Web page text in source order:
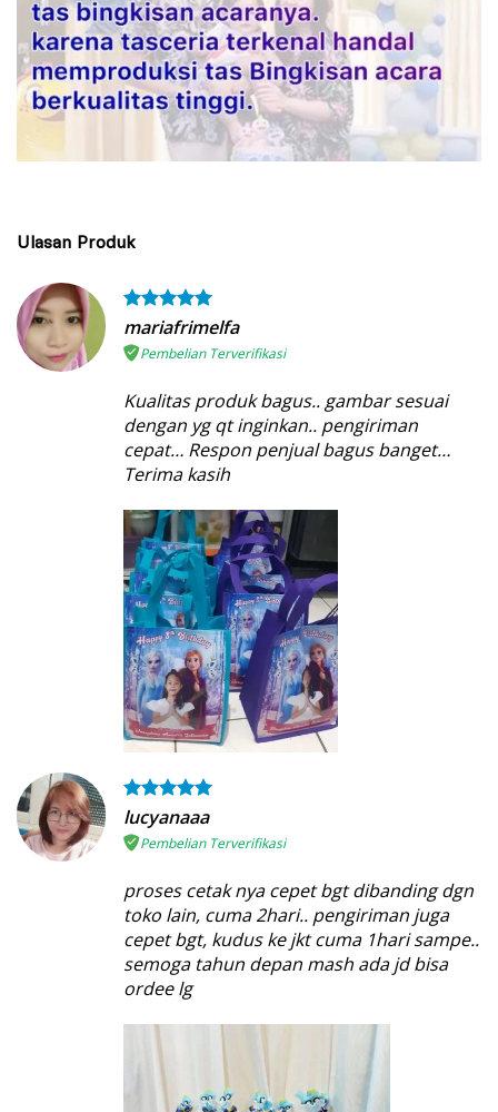
Ulasan Produk
mariafrimelfa
Pembelian Terverifikasi
Kualitas produk bagus.. gambar sesuai
dengan yg qt inginkan.. pengiriman
cepat… Respon penjual bagus banget…
Terima kasih
lucyanaaa
Pembelian Terverifikasi
proses cetak nya cepet bgt dibanding dgn
toko lain, cuma 2hari.. pengiriman juga
cepet bgt, kudus ke jkt cuma 1hari sampe..
semoga tahun depan mash ada jd bisa
ordee lg